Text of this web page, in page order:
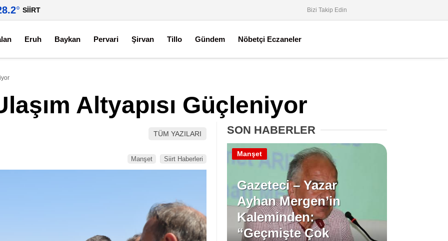
° SIIRT Bizi Takip Edin
Eruh Baykan Pervari Şirvan Tillo Gündem Nöbetçi Eczaneler
Altyapısı Güçleniyor
TÜM YAZILARI
Manşet Siirt Haberleri
SON HABERLER
Gazeteci – Yazar
Ayhan Mergen’in
Kaleminden:
“Geçmişte Çok
Manşet